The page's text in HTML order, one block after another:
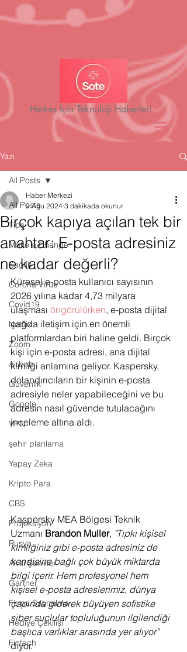
Herkes İçin Teknoloji Haberleri
Yazı
All Posts
Tips
Make a Change
Sağlık
Corona Virus
Covid19
Netflix
Zoom
Airbnb
Güvenlik
Google
VPN
şehir planlama
Yapay Zeka
Kripto Para
CBS
Projeksiyon
Rusya
Akıllı Şehirler
Gartner
Firma Satınalma
Hediye Çekilişi
Fintech
All Posts
Birçok kapıya açılan tek bir
anahtar: E-posta adresiniz
ne kadar değerli?
Haber Merkezi
9 Ağu 2024 3 dakikada okunur
Küresel e-posta kullanıcı sayısının
2026 yılına kadar 4,73 milyara
ulaşması öngörülürken, e-posta dijital
çağda iletişim için en önemli
platformlardan biri haline geldi. Birçok
kişi için e-posta adresi, ana dijital
kimliği anlamına geliyor. Kaspersky,
dolandırıcıların bir kişinin e-posta
adresiyle neler yapabileceğini ve bu
adresin nasıl güvende tutulacağını
inceleme altına aldı.
Kaspersky MEA Bölgesi Teknik
Uzmanı Brandon Muller, "Tıpkı kişisel
kimliğiniz gibi e-posta adresiniz de
kendisine bağlı çok büyük miktarda
bilgi içerir. Hem profesyonel hem
kişisel e-posta adreslerimiz, dünya
çapında giderek büyüyen sofistike
siber suçlular topluluğunun ilgilendiği
başlıca varlıklar arasında yer alıyor"
diyor.